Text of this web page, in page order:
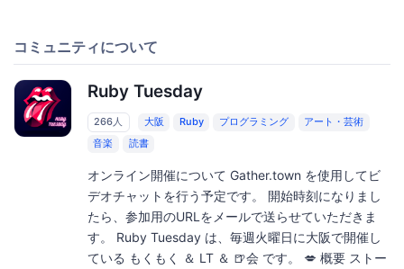
コミュニティについて
Ruby Tuesday
266人 大阪 Ruby プログラミング
アート・芸術
音楽
読書
オンライン開催について Gather.town を使用してビ
デオチャットを行う予定です。 開始時刻になりまし
たら、参加用のURLをメールで送らせていただきま
す。 Ruby Tuesday は、毎週火曜日に大阪で開催し
ている もくもく ＆ LT ＆ 🍺会 です。 💋 概要 ストー